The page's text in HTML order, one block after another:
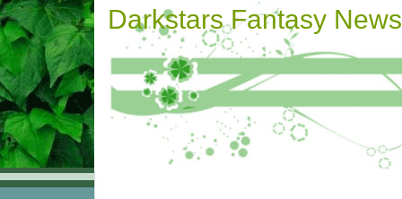
Darkstars Fantasy News